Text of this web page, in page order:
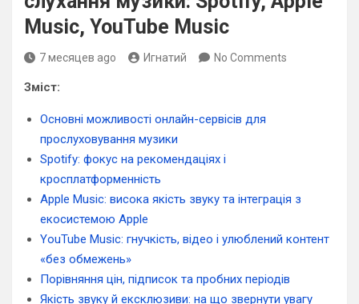
Music, YouTube Music
7 месяцев ago Игнатий No Comments
Зміст:
Основні можливості онлайн-сервісів для
прослуховування музики
Spotify: фокус на рекомендаціях і
кросплатформенність
Apple Music: висока якість звуку та інтеграція з
екосистемою Apple
YouTube Music: гнучкість, відео і улюблений контент
«без обмежень»
Порівняння цін, підписок та пробних періодів
Якість звуку й ексклюзиви: на що звернути увагу